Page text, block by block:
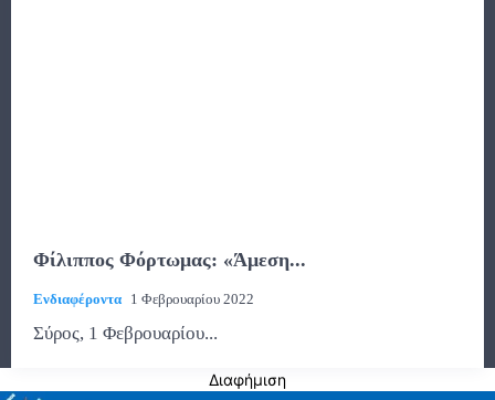
Φίλιππος Φόρτωμας: «Άμεση...
Ενδιαφέροντα 1 Φεβρουαρίου 2022
Σύρος, 1 Φεβρουαρίου...
Διαφήμιση